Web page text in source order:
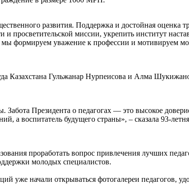
развития. Поддержка и достойная оценка
просветительской миссии, укрепить институт
формируем уважение к профессии и мотивируем
Казахстана Гульжанар Нурпеисова и Алма
Президента о педагогах — это высокое
а воспитатель будущего страны», – сказала 93-
проработать вопрос привлечения лучших
молодых специалистов.
уже начали открываться фотогалереи педагогов,